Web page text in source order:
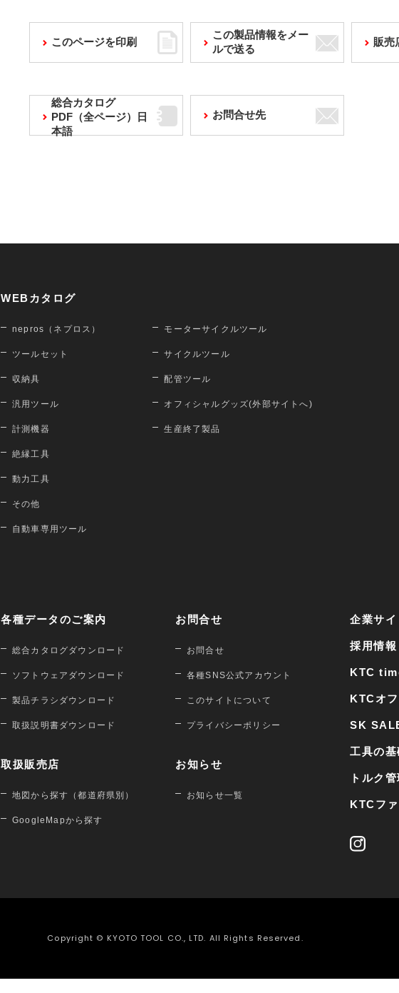
このページを印刷
この製品情報をメー
ルで送る
販売
総合カタログ
PDF（全ページ）日
本語
お問合せ先
WEBカタログ
nepros（ネプロス）
ツールセット
収納具
汎用ツール
計測機器
絶縁工具
動力工具
その他
自動車専用ツール
モーターサイクルツール
サイクルツール
配管ツール
オフィシャルグッズ(外部サイトへ)
生産終了製品
各種データのご案内
総合カタログダウンロード
ソフトウェアダウンロード
製品チラシダウンロード
取扱説明書ダウンロード
取扱販売店
地図から探す（都道府県別）
GoogleMapから探す
お問合せ
お問合せ
各種SNS公式アカウント
このサイトについて
プライバシーポリシー
お知らせ
お知らせ一覧
企業サイ
採用情報
KTC
KTCオ
SK
工具の
トルク
KTCフ
Copyright © KYOTO TOOL CO., LTD. All Rights Reserved.